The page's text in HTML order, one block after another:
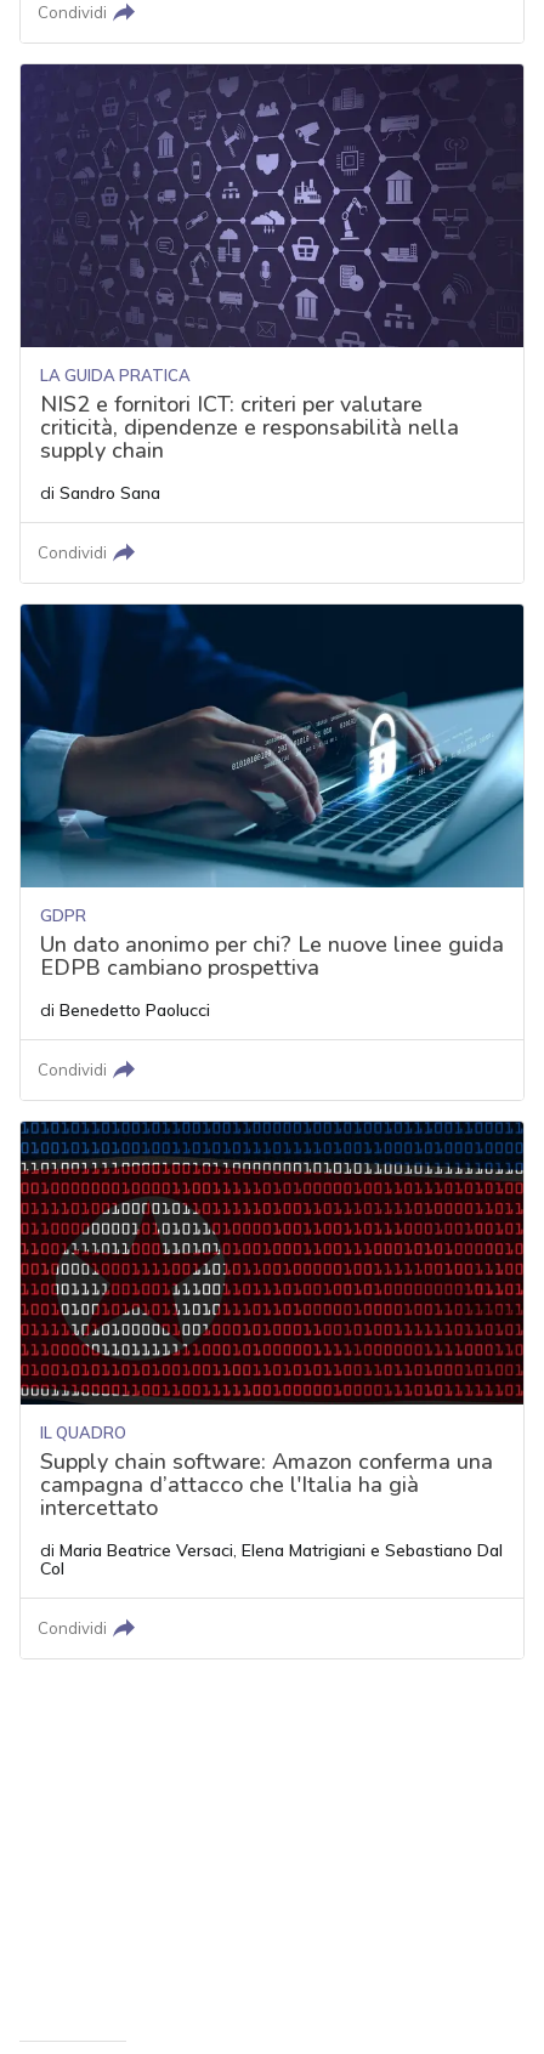
Condividi
LA GUIDA PRATICA
NIS2 e fornitori ICT: criteri per valutare
criticità, dipendenze e responsabilità nella
supply chain
di Sandro Sana
Condividi
GDPR
Un dato anonimo per chi? Le nuove linee guida
EDPB cambiano prospettiva
di Benedetto Paolucci
Condividi
IL QUADRO
Supply chain software: Amazon conferma una
campagna d’attacco che l'Italia ha già
intercettato
di Maria Beatrice Versaci, Elena Matrigiani e Sebastiano Dal
Col
Condividi